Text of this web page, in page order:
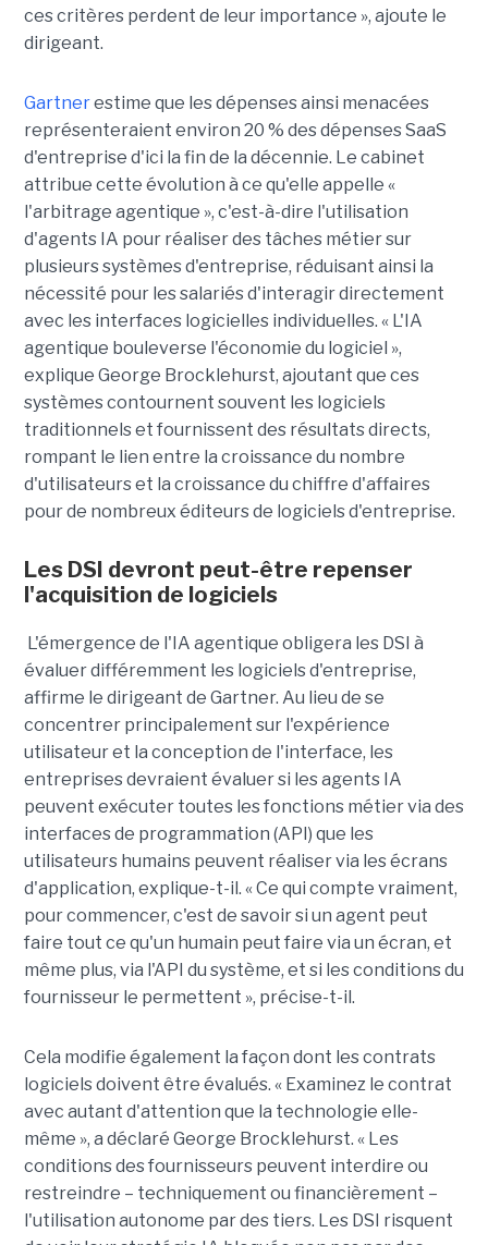
ces critères perdent de leur importance », ajoute le
dirigeant.
Gartnerestime que les dépenses ainsi menacées
représenteraient environ 20 % des dépenses SaaS
d'entreprise d'ici la fin de la décennie. Le cabinet
attribue cette évolution à ce qu'elle appelle «
l'arbitrage agentique », c'est-à-dire l'utilisation
d'agents IA pour réaliser des tâches métier sur
plusieurs systèmes d'entreprise, réduisant ainsi la
nécessité pour les salariés d'interagir directement
avec les interfaces logicielles individuelles. « L'IA
agentique bouleverse l'économie du logiciel »,
explique George Brocklehurst, ajoutant que ces
systèmes contournent souvent les logiciels
traditionnels et fournissent des résultats directs,
rompant le lien entre la croissance du nombre
d'utilisateurs et la croissance du chiffre d'affaires
pour de nombreux éditeurs de logiciels d'entreprise.
Les DSI devront peut-être repenser
l'acquisition de logiciels
L'émergence de l'IA agentique obligera les DSI à
évaluer différemment les logiciels d'entreprise,
affirme le dirigeant de Gartner. Au lieu de se
concentrer principalement sur l'expérience
utilisateur et la conception de l'interface, les
entreprises devraient évaluer si les agents IA
peuvent exécuter toutes les fonctions métier via des
interfaces de programmation (API) que les
utilisateurs humains peuvent réaliser via les écrans
d'application, explique-t-il. « Ce qui compte vraiment,
pour commencer, c'est de savoir si un agent peut
faire tout ce qu'un humain peut faire via un écran, et
même plus, via l'API du système, et si les conditions du
fournisseur le permettent », précise-t-il.
Cela modifie également la façon dont les contrats
logiciels doivent être évalués. « Examinez le contrat
avec autant d'attention que la technologie elle-
même », a déclaré George Brocklehurst. « Les
conditions des fournisseurs peuvent interdire ou
restreindre – techniquement ou financièrement – ​​
l'utilisation autonome par des tiers. Les DSI risquent